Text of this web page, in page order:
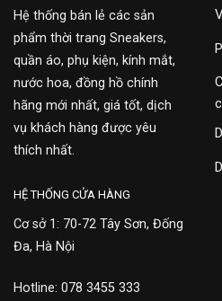
Hệ thống bán lẻ các sản
phẩm thời trang Sneakers,
quần áo, phụ kiện, kính mắt,
nước hoa, đồng hồ chính
hãng mới nhất, giá tốt, dịch
vụ khách hàng được yêu
thích nhất.
HỆ THỐNG CỬA HÀNG
Cơ sở 1: 70-72 Tây Sơn, Đống
Đa, Hà Nội
Hotline: 078 3455 333